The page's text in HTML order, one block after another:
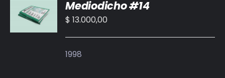
AL
CARRITO
/
Mediodicho #14
$ 13.000,00
1998